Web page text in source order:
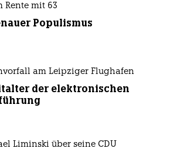
Rente mit 63
Populismus
am Leipziger Flughafen
der elektronischen
Liminski über seine CDU